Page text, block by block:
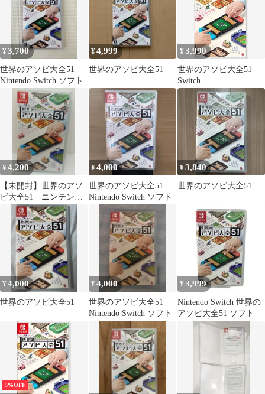
¥3,700
世界のアソビ大全51
Nintendo Switch ソフト
¥4,999
世界のアソビ大全51
¥3,990
世界のアソビ大全51-
Switch
¥4,200
【未開封】世界のアソ
ビ大全51 ニンテンド
ースイッチ
¥4,000
世界のアソビ大全51
Nintendo Switch ソフト
¥3,840
世界のアソビ大全51
¥4,000
世界のアソビ大全51
¥4,000
世界のアソビ大全51
Nintendo Switch ソフト
¥ 3,999
Nintendo Switch 世界の
アソビ大全51 ソフト
5%OFF